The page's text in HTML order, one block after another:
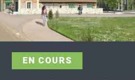
EN COURS